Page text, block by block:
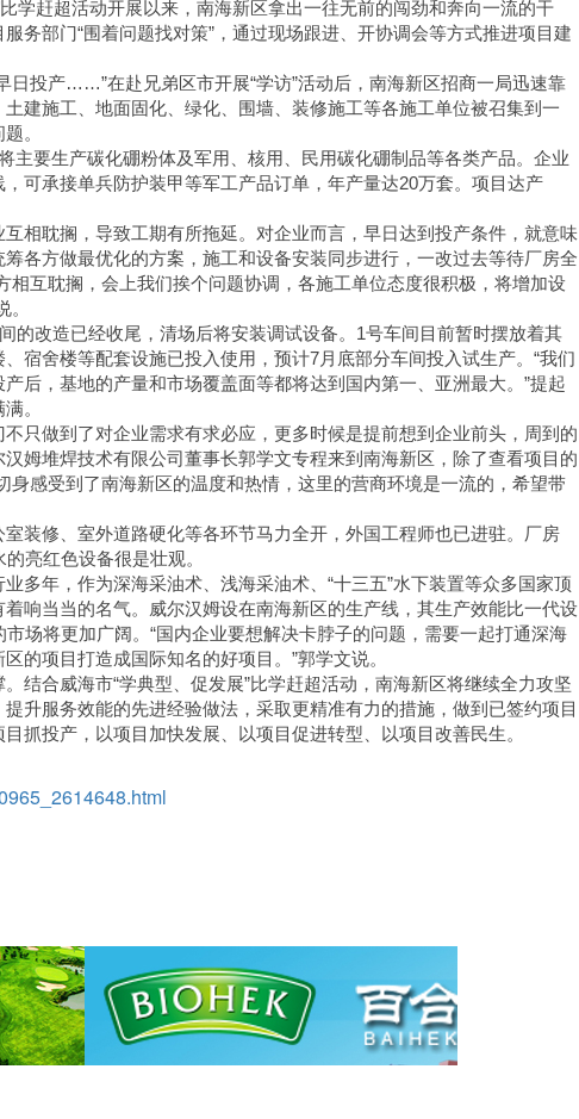
赶超活动开展以来，南海新区拿出一往无前的闯劲和奔向一流的干
务部门“围着问题找对策”，通过现场跟进、开协调会等方式推进项目建
日投产……”在赴兄弟区市开展“学访”活动后，南海新区招商一局迅速靠
建施工、地面固化、绿化、围墙、装修施工等各施工单位被召集到一
。
主要生产碳化硼粉体及军用、核用、民用碳化硼制品等各类产品。企业
可承接单兵防护装甲等军工产品订单，年产量达20万套。项目达产
相耽搁，导致工期有所拖延。对企业而言，早日达到投产条件，就意味
各方做最优化的方案，施工和设备安装同步进行，一改过去等待厂房全
互耽搁，会上我们挨个问题协调，各施工单位态度很积极，将增加设
的改造已经收尾，清场后将安装调试设备。1号车间目前暂时摆放着其
宿舍楼等配套设施已投入使用，预计7月底部分车间投入试生产。“我们
后，基地的产量和市场覆盖面等都将达到国内第一、亚洲最大。”提起
。
只做到了对企业需求有求必应，更多时候是提前想到企业前头，周到的
姆堆焊技术有限公司董事长郭学文专程来到南海新区，除了查看项目的
感受到了南海新区的温度和热情，这里的营商环境是一流的，希望带
装修、室外道路硬化等各环节马力全开，外国工程师也已进驻。厂房
亮红色设备很是壮观。
多年，作为深海采油术、浅海采油术、“十三五”水下装置等众多国家顶
响当当的名气。威尔汉姆设在南海新区的生产线，其生产效能比一代设
场将更加广阔。“国内企业要想解决卡脖子的问题，需要一起打通深海
的项目打造成国际知名的好项目。”郭学文说。
结合威海市“学典型、促发展”比学赶超活动，南海新区将继续全力攻坚
升服务效能的先进经验做法，采取更精准有力的措施，做到已签约项目
抓投产，以项目加快发展、以项目促进转型、以项目改善民生。